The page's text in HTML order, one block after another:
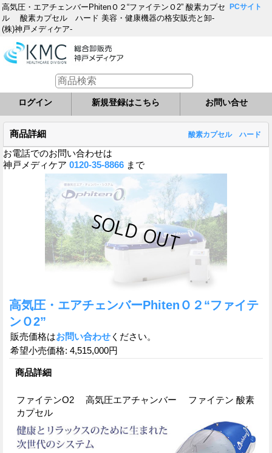
高気圧・エアチェンバーPhitenＯ２“ファイテンＯ2” 酸素カプセ
ル 酸素カプセル ハード 美容・健康機器の格安販売と卸-
(株)神戸メディケア-
PCサイト
ログイン 新規登録はこちら お問い合せ
商品詳細 酸素カプセル ハード
お電話でのお問い合わせは
神戸メディケア 0120-35-8866 まで
高気圧・エアチェンバーPhitenＯ２“ファイテ
ンＯ2”
販売価格はお問い合わせ ください。
希望小売価格: 4,515,000円
商品詳細
ファイテンO2 高気圧エアチャンバー ファイテン 酸素
カプセル